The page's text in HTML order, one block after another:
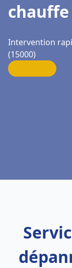
Intervention
(15000)